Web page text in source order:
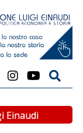
Einaudi